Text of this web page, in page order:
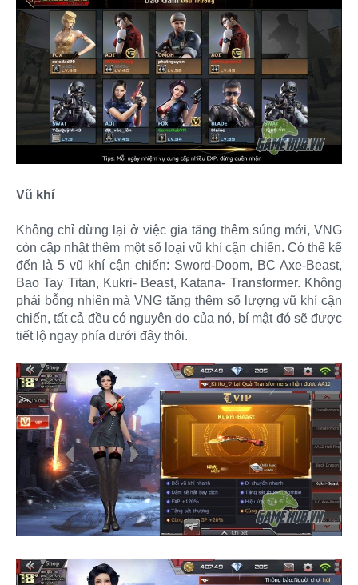
Vũ khí
Không chỉ dừng lại ở việc gia tăng thêm súng mới, VNG
còn cập nhật thêm một số loại vũ khí cận chiến. Có thể kể
đến là 5 vũ khí cận chiến: Sword-Doom, BC Axe-Beast,
Bao Tay Titan, Kukri- Beast, Katana- Transformer. Không
phải bỗng nhiên mà VNG tăng thêm số lượng vũ khí cận
chiến, tất cả đều có nguyên do của nó, bí mật đó sẽ được
tiết lộ ngay phía dưới đây thôi.